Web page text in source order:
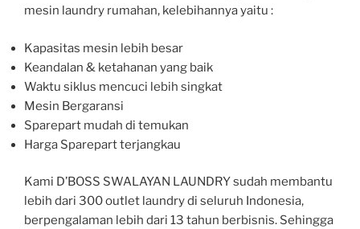
mesin laundry rumahan, kelebihannya yaitu :
Kapasitas mesin lebih besar
Keandalan & ketahanan yang baik
Waktu siklus mencuci lebih singkat
Mesin Bergaransi
Sparepart mudah di temukan
Harga Sparepart terjangkau
Kami D’BOSS SWALAYAN LAUNDRY sudah membantu
lebih dari 300 outlet laundry di seluruh Indonesia,
berpengalaman lebih dari 13 tahun berbisnis. Sehingga